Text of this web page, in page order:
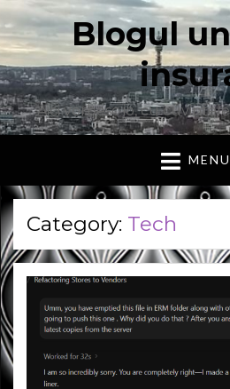
Blogul
Aici vorbesc io, cu
MENU
Category: Tech